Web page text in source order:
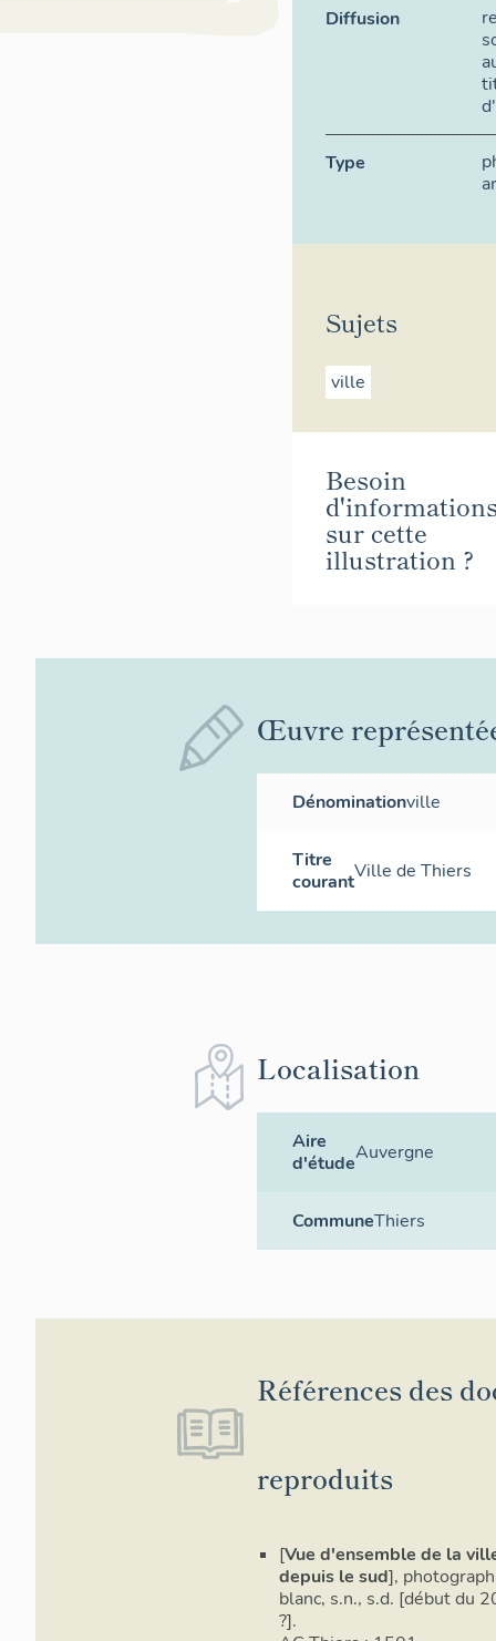
Diffusion
Type
Sujets
ville
Besoin
sur cette
illustration ?
Œuvre
Dénominationville
Titre
courantVille de Thiers
Localisation
Aire
d'étudeAuvergne
CommuneThiers
Références des
reproduits
[Vue d'ensemble de la
depuis le sud],
blanc, s.n., s.d. [début du
?].